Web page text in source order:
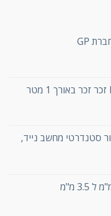
סטנדרטי מחשב נייד,